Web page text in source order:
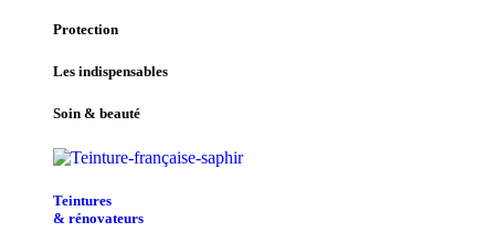
Protection
Les indispensables
Soin & beauté
Teintu​res
& r​é​novateurs